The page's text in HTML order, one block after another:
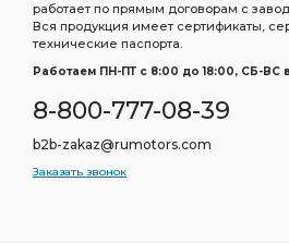
работает по прямым договорам с
Вся продукция имеет сертификаты,
технические паспорта.
Работаем ПН-ПТ c 8:00 до 18:00, СБ-ВС
8-800-777-08-39
b2b-zakaz@rumotors.com
Заказать звонок